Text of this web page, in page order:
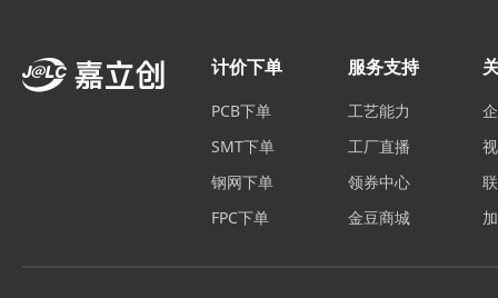
计价下单
PCB下单
SMT下单
钢网下单
FPC下单
服务支持
工艺能力
工厂直播
领券中心
金豆商城